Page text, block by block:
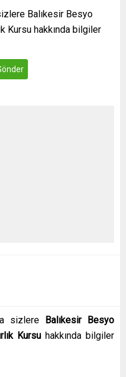
Balıkesir Besyo
Kursu hakkında bilgiler
sizlere Balıkesir Besyo
Kursuhakkında bilgiler